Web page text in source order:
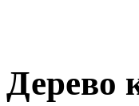
Дерево